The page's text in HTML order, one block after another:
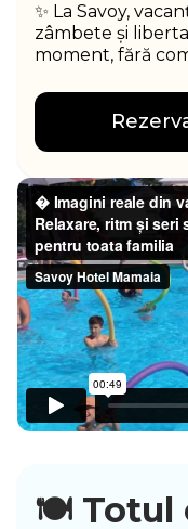
✨ La Savoy,
zâmbete și
moment, fără
🍽️ Totul